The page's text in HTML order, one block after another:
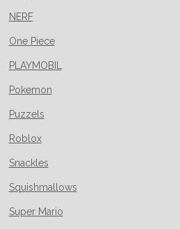
NERF
One Piece
PLAYMOBIL
Pokemon
Puzzels
Roblox
Snackles
Squishmallows
Super Mario